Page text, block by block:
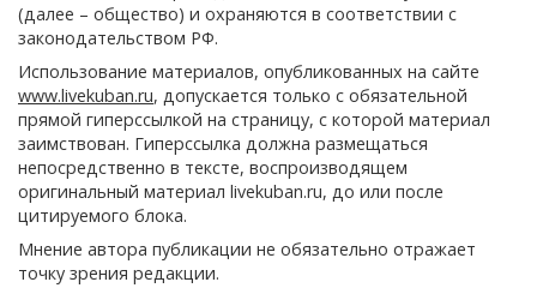
(далее – общество) и охраняются в соответствии с
законодательством РФ.
Использование материалов, опубликованных на сайте
www.livekuban.ru, допускается только с обязательной
прямой гиперссылкой на страницу, с которой материал
заимствован. Гиперссылка должна размещаться
непосредственно в тексте, воспроизводящем
оригинальный материал livekuban.ru, до или после
цитируемого блока.
Мнение автора публикации не обязательно отражает
точку зрения редакции.